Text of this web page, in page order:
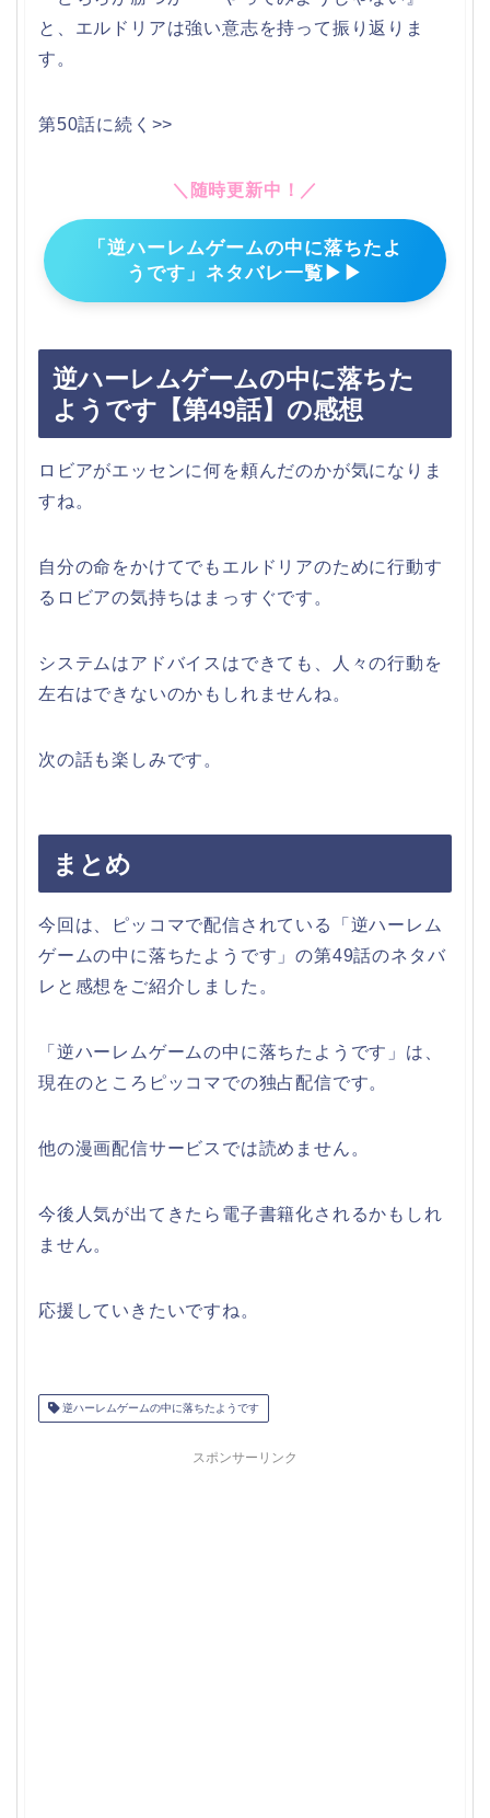
と、エルドリアは強い意志を持って振り返りま
す。
第50話に続く>>
＼随時更新中！／
「逆ハーレムゲームの中に落ちたよ
うです」ネタバレ一覧▶▶
逆ハーレムゲームの中に落ちた
ようです【第49話】の感想
ロビアがエッセンに何を頼んだのかが気になりま
すね。
自分の命をかけてでもエルドリアのために行動す
るロビアの気持ちはまっすぐです。
システムはアドバイスはできても、人々の行動を
左右はできないのかもしれませんね。
次の話も楽しみです。
まとめ
今回は、ピッコマで配信されている「逆ハーレム
ゲームの中に落ちたようです」の第49話のネタバ
レと感想をご紹介しました。
「逆ハーレムゲームの中に落ちたようです」は、
現在のところピッコマでの独占配信です。
他の漫画配信サービスでは読めません。
今後人気が出てきたら電子書籍化されるかもしれ
ません。
応援していきたいですね。
逆ハーレムゲームの中に落ちたようです
スポンサーリンク